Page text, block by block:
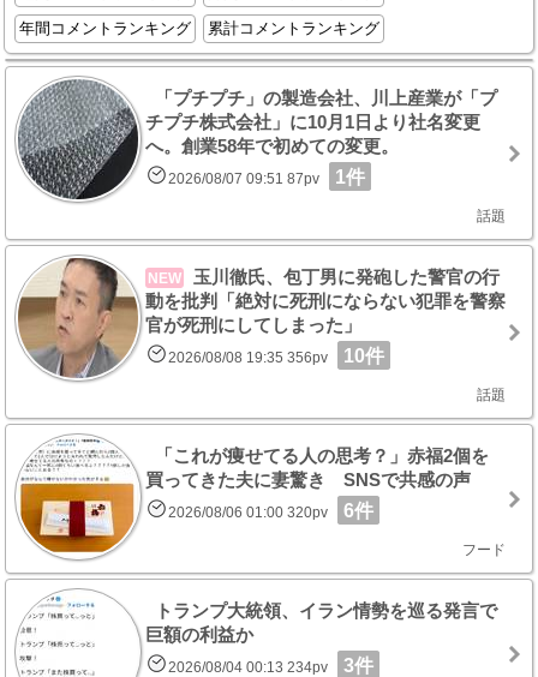
年間コメントランキング
累計コメントランキング
「プチプチ」の製造会社、川上産業が「プ
チプチ株式会社」に10月1日より社名変更
へ。創業58年で初めての変更。
2026/08/07 09:51 87pv 1件
話題
NEW
玉川徹氏、包丁男に発砲した警官の行
動を批判「絶対に死刑にならない犯罪を警察
官が死刑にしてしまった」
2026/08/08 19:35 356pv 10件
話題
「これが痩せてる人の思考？」赤福2個を
買ってきた夫に妻驚き SNSで共感の声
2026/08/06 01:00 320pv 6件
フード
トランプ大統領、イラン情勢を巡る発言で
巨額の利益か
2026/08/04 00:13 234pv 3件